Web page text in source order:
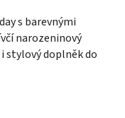
s barevnými
narozeninový
stylový doplněk do